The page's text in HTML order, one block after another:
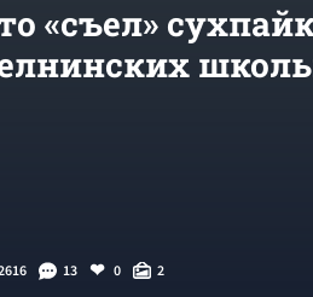
«съел»
13 0 2